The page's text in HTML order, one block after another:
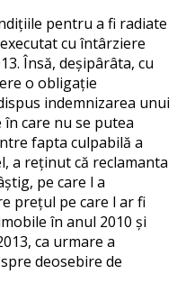
pentru a fi radiate
cu întârziere
Însă, deşipârâta, cu
o obligaţie
indemnizarea unui
care nu se putea
fapta culpabilă a
a reţinut că reclamanta
pe care l a
preţul pe care l ar fi
în anul 2010 şi
ca urmare a
deosebire de